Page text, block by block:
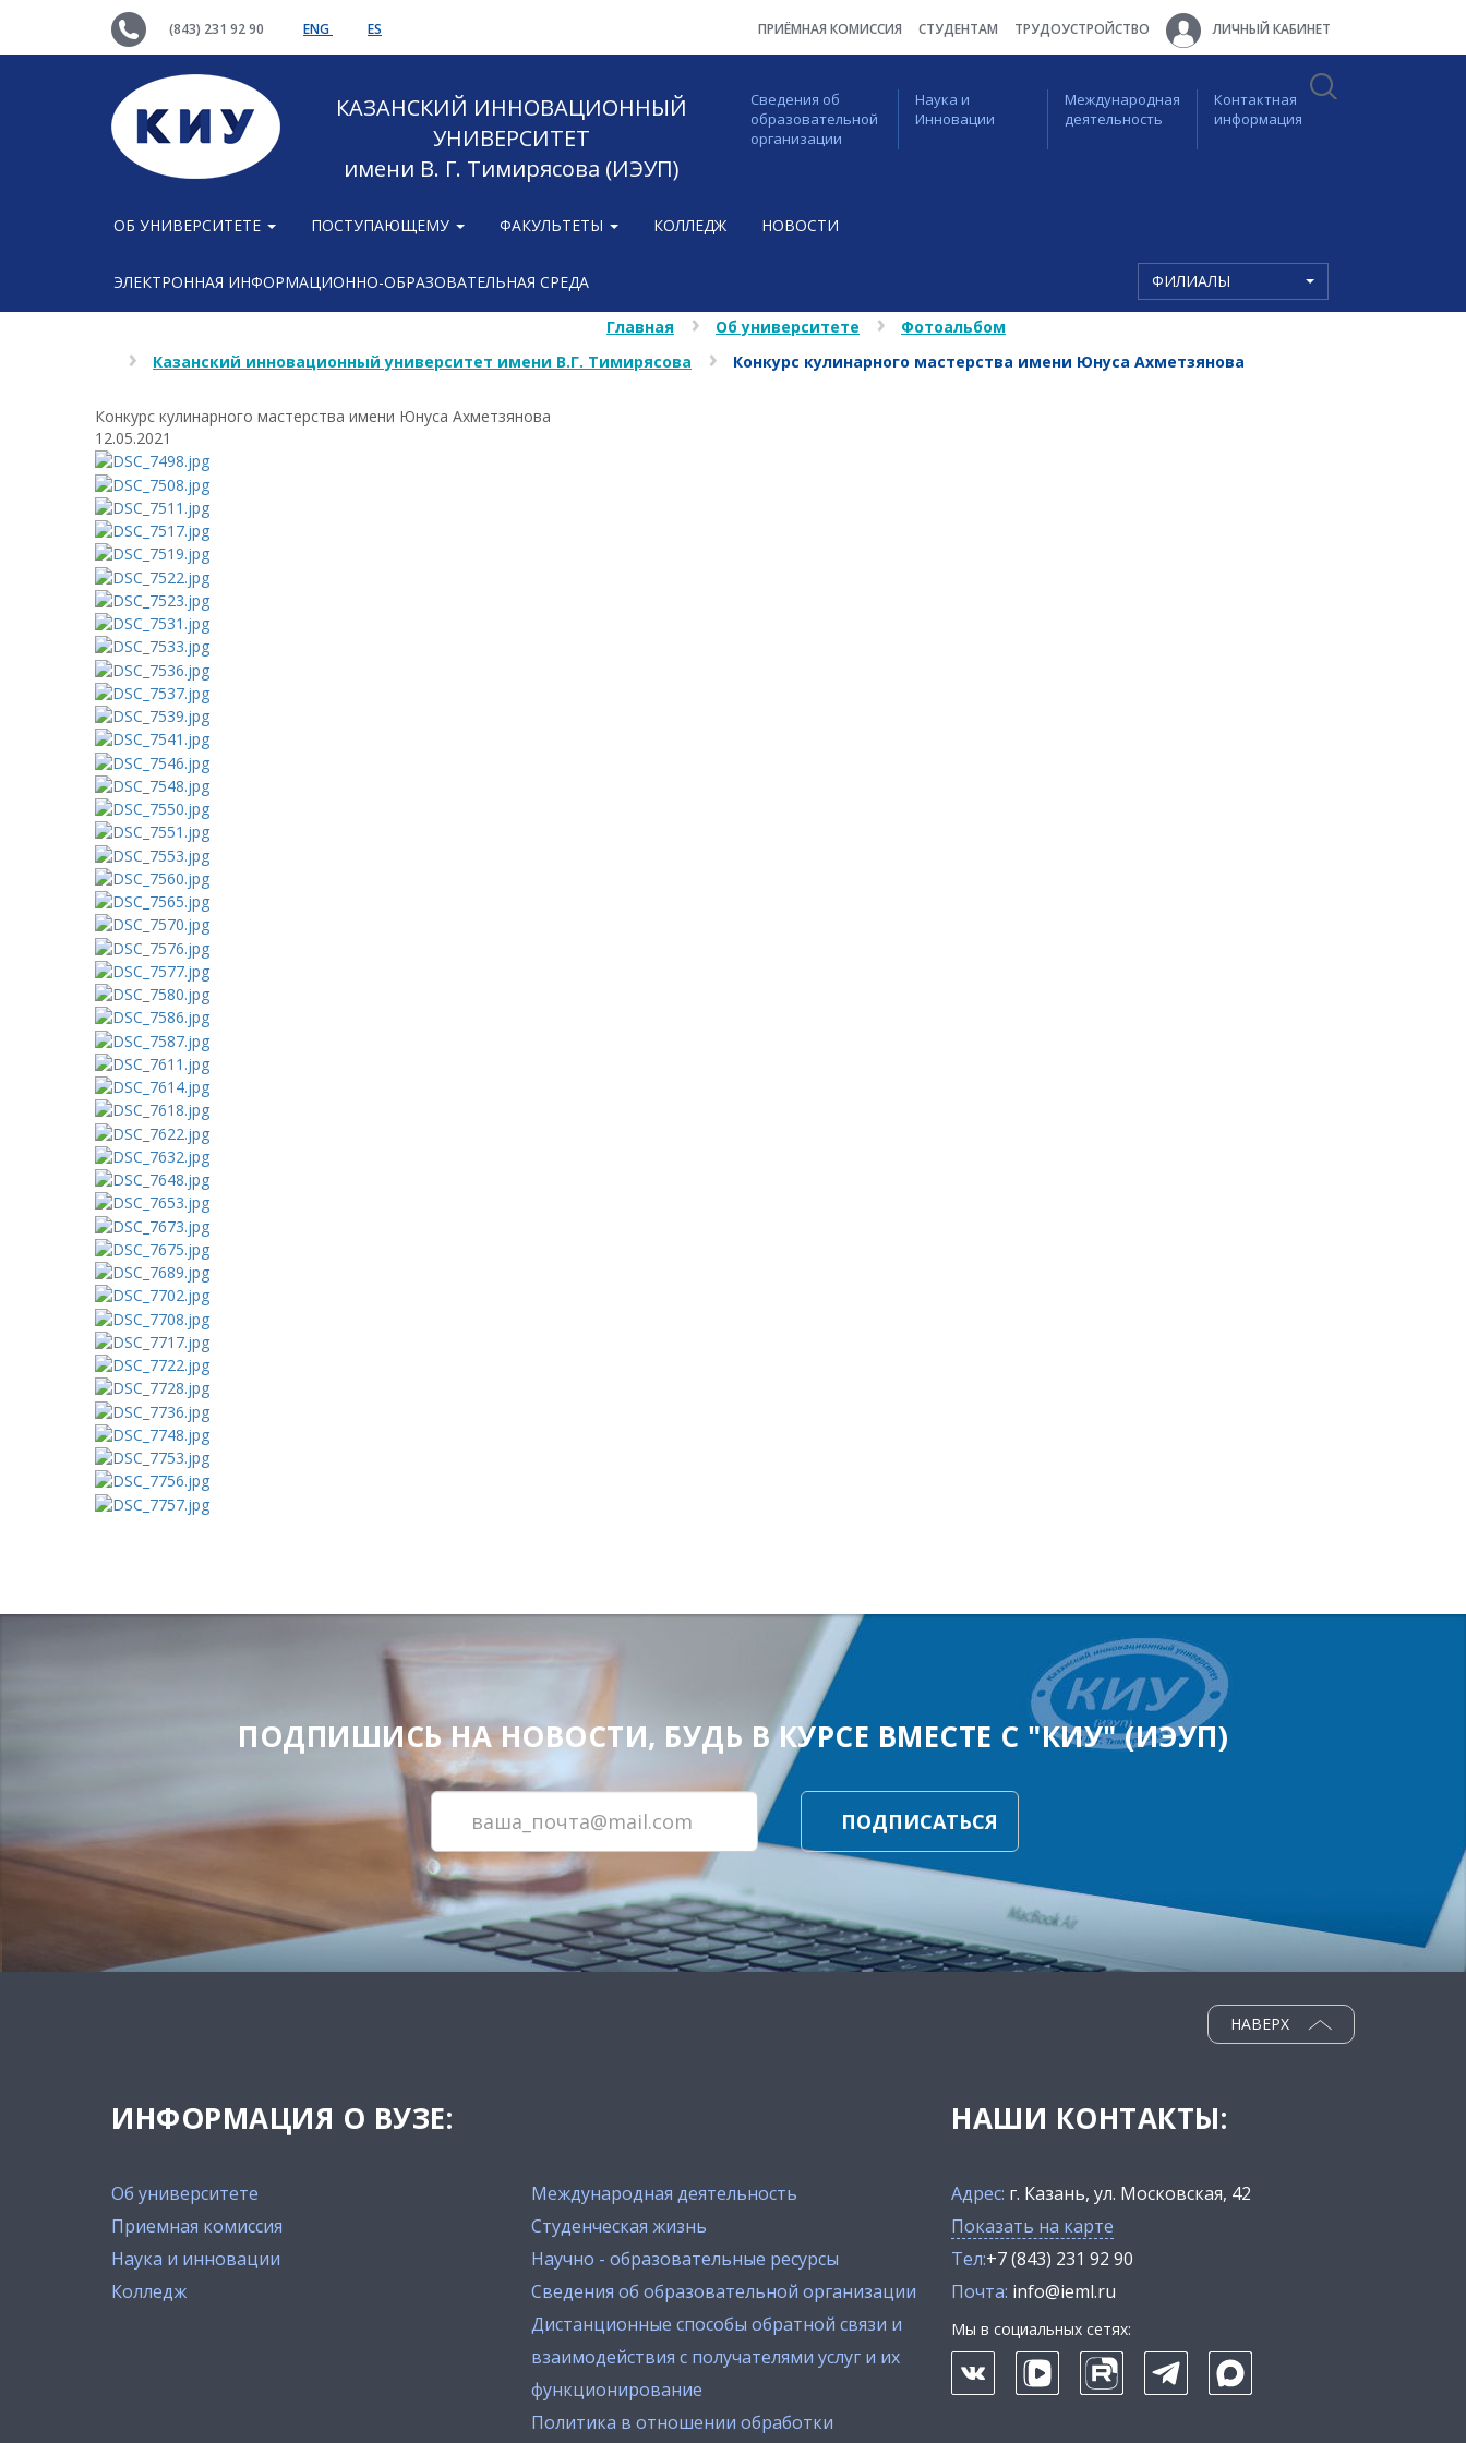
(843) 231 92 90 ENG ES ПРИЁМНАЯ КОМИССИЯ СТУДЕНТАМ ТРУДОУСТРОЙСТВО ЛИЧНЫЙ КАБИНЕТ
КАЗАНСКИЙ ИННОВАЦИОННЫЙ
УНИВЕРСИТЕТ
имени В. Г. Тимирясова (ИЭУП)
Сведения об
образовательной
организации
Наука и
Инновации
Международная
деятельность
Контактная
информация
ОБ УНИВЕРСИТЕТЕ ПОСТУПАЮЩЕМУ ФАКУЛЬТЕТЫ КОЛЛЕДЖ НОВОСТИ
ЭЛЕКТРОННАЯ ИНФОРМАЦИОННО-ОБРАЗОВАТЕЛЬНАЯ СРЕДА ФИЛИАЛЫ
Главная Об университете
Фотоальбом
Казанский инновационный университет имени В.Г. Тимирясова
Конкурс кулинарного мастерства имени Юнуса Ахметзянова
Конкурс кулинарного мастерства имени Юнуса Ахметзянова
12.05.2021
ПОДПИШИСЬ НА НОВОСТИ, БУДЬ В КУРСЕ ВМЕСТЕ С "КИУ" (ИЭУП)
ПОДПИСАТЬСЯ
ИНФОРМАЦИЯ О ВУЗЕ:
Об университете
Приемная комиссия
Наука и инновации
Колледж
Международная деятельность
Студенческая жизнь
Научно - образовательные ресурсы
Сведения об образовательной организации
Дистанционные способы обратной связи и
взаимодействия с получателями услуг и их
функционирование
Политика в отношении обработки
НАВЕРХ
НАШИ КОНТАКТЫ:
Адрес: г. Казань, ул. Московская, 42
Показать на карте
Тел:+7 (843) 231 92 90
Почта: info@ieml.ru
Мы в социальных сетях: